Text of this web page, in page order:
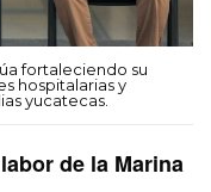
fortaleciendo su
hospitalarias y
yucatecas.
de la Marina